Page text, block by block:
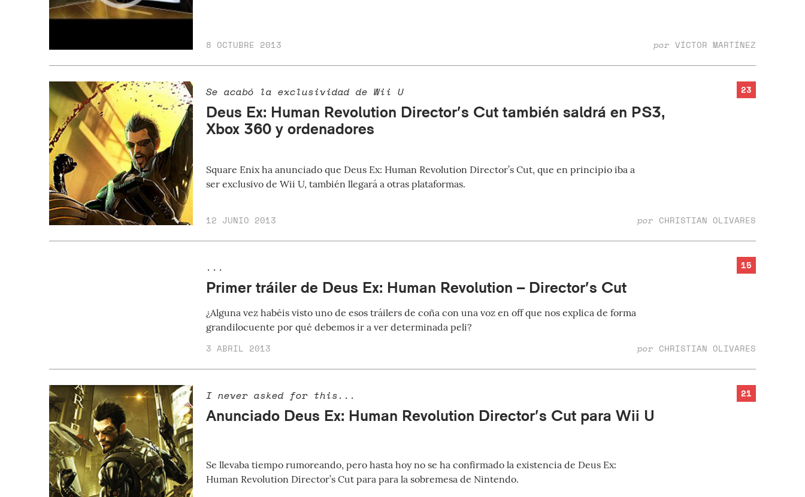
8 OCTUBRE 2013 por VÍCTOR MARTÍNEZ
23
Se acabó la exclusividad de Wii U
Deus Ex: Human Revolution Director’s Cut también saldrá en PS3,
Xbox 360 y ordenadores
Square Enix ha anunciado que Deus Ex: Human Revolution Director’s Cut, que en principio iba a
ser exclusivo de Wii U, también llegará a otras plataformas.
12 JUNIO 2013 por CHRISTIAN OLIVARES
15
...
Primer tráiler de Deus Ex: Human Revolution – Director’s Cut
¿Alguna vez habéis visto uno de esos tráilers de coña con una voz en off que nos explica de forma
grandilocuente por qué debemos ir a ver determinada peli?
3 ABRIL 2013 por CHRISTIAN OLIVARES
21
I never asked for this...
Anunciado Deus Ex: Human Revolution Director’s Cut para Wii U
Se llevaba tiempo rumoreando, pero hasta hoy no se ha confirmado la existencia de Deus Ex:
Human Revolution Director’s Cut para para la sobremesa de Nintendo.